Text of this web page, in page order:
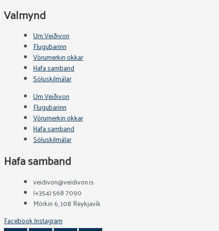
Valmynd
Um Veiðivon
Flugubarinn
Vörumerkin okkar
Hafa samband
Söluskilmálar
Um Veiðivon
Flugubarinn
Vörumerkin okkar
Hafa samband
Söluskilmálar
Hafa samband
veidivon@veidivon.is
(+354) 568 7090
Mörkin 6, 108 Reykjavík
FacebookInstagram